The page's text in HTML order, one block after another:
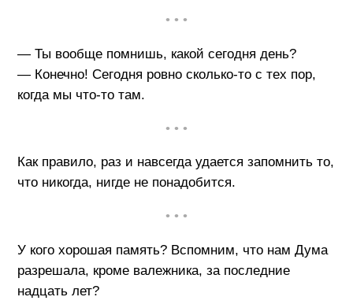
• • •
— Ты вообще помнишь, какой сегодня день?
— Конечно! Сегодня ровно сколько-то с тех пор,
когда мы что-то там.
• • •
Как правило, раз и навсегда удается запомнить то,
что никогда, нигде не понадобится.
• • •
У кого хорошая память? Вспомним, что нам Дума
разрешала, кроме валежника, за последние
надцать лет?